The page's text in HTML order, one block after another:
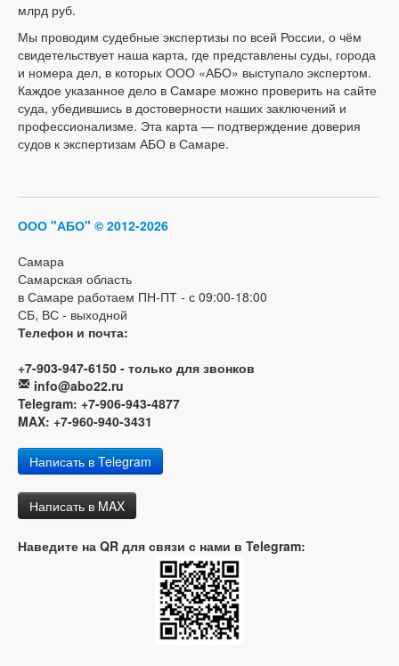
млрд руб.
Мы проводим судебные экспертизы по всей России, о чём
свидетельствует наша карта, где представлены суды, города
и номера дел, в которых ООО «АБО» выступало экспертом.
Каждое указанное дело в Самаре можно проверить на сайте
суда, убедившись в достоверности наших заключений и
профессионализме. Эта карта — подтверждение доверия
судов к экспертизам АБО в Самаре.
ООО "АБО" © 2012-2026
Самара
Самарская область
в Самаре работаем ПН-ПТ - с 09:00-18:00
СБ, ВС - выходной
Телефон и почта:
+7-903-947-6150 - только для звонков
info@abo22.ru
Telegram: +7-906-943-4877
MAX: +7-960-940-3431
Написать в Telegram
Написать в MAX
Наведите на QR для связи с нами в Telegram: